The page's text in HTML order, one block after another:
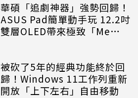
華碩「追劇神器」強勢回歸！
ASUS Pad簡單動手玩 12.2吋
雙層OLED帶來極致「Me
被砍了5年的經典功能終於回
歸！Windows 11工作列重新
開放「上下左右」自由移動